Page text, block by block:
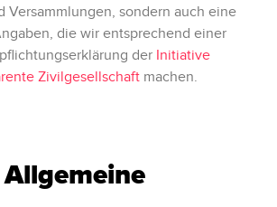
Versammlungen, sondern auch eine
die wir entsprechend einer
der Initiative
Zivilgesellschaft machen.
Allgemeine